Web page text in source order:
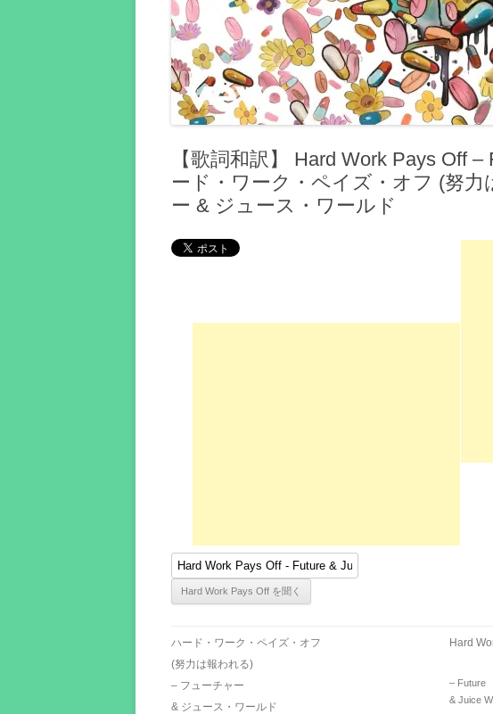
【歌詞和訳】 Hard Work Pays Off
ード・ワーク・ペイズ・オフ (努力
ー & ジュース・ワールド
ハード・ワーク・ペイズ・オフ
(努力は報われる)
– フューチャー
& ジュース・ワールド
Hard
– Future
& Juice